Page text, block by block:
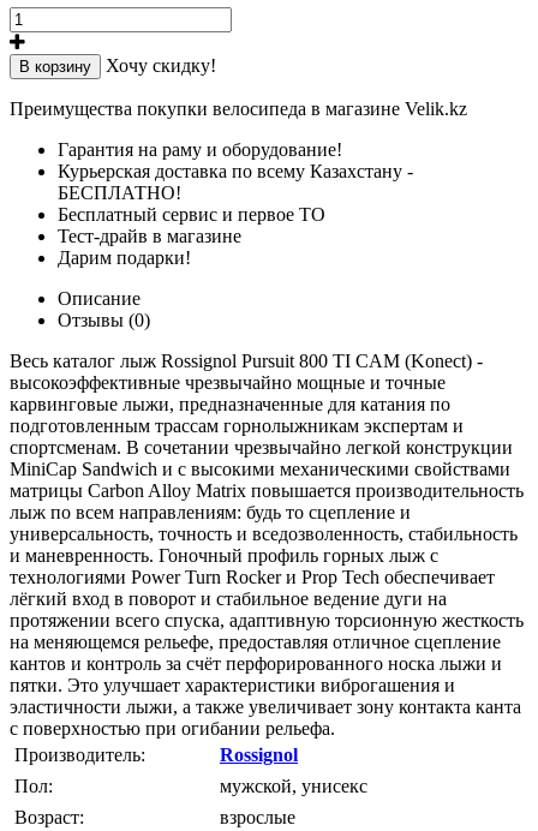
В корзину Хочу скидку!
Преимущества покупки велосипеда в магазине Velik.kz
Гарантия на раму и оборудование!
Курьерская доставка по всему Казахстану -
БЕСПЛАТНО!
Бесплатный сервис и первое ТО
Тест-драйв в магазине
Дарим подарки!
Описание
Отзывы (0)
Весь каталог лыж Rossignol Pursuit 800 TI CAM (Konect) -
высокоэффективные чрезвычайно мощные и точные
карвинговые лыжи, предназначенные для катания по
подготовленным трассам горнолыжникам экспертам и
спортсменам. В сочетании чрезвычайно легкой конструкции
MiniCap Sandwich и с высокими механическими свойствами
матрицы Carbon Alloy Matrix повышается производительность
лыж по всем направлениям: будь то сцепление и
универсальность, точность и вседозволенность, стабильность
и маневренность. Гоночный профиль горных лыж с
технологиями Power Turn Rocker и Prop Tech обеспечивает
лёгкий вход в поворот и стабильное ведение дуги на
протяжении всего спуска, адаптивную торсионную жесткость
на меняющемся рельефе, предоставляя отличное сцепление
кантов и контроль за счёт перфорированного носка лыжи и
пятки. Это улучшает характеристики виброгашения и
эластичности лыжи, а также увеличивает зону контакта канта
с поверхностью при огибании рельефа.
Производитель:
Rossignol
Пол:
мужской, унисекс
Возраст:
взрослые